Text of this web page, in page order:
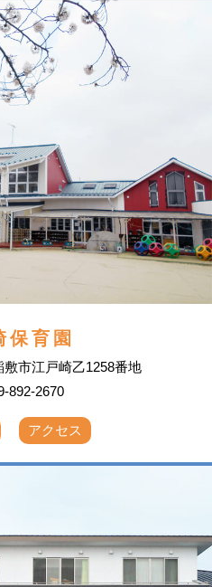
保育園
敷市江戸崎乙1258番地
892-2670
アクセス